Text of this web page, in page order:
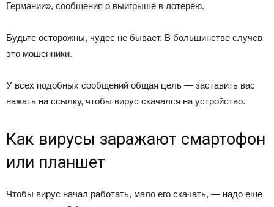
Германии», сообщения о выигрыше в лотерею.
Будьте осторожны, чудес не бывает. В большинстве случев
это мошенники.
У всех подобных сообщений общая цель — заставить вас
нажать на ссылку, чтобы вирус скачался на устройство.
Как вирусы заражают смартофон
или планшет
Чтобы вирус начал работать, мало его скачать, — надо еще